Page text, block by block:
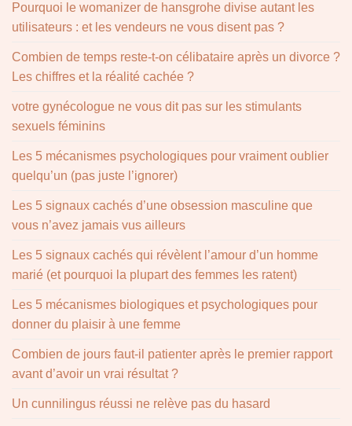
Pourquoi le womanizer de hansgrohe divise autant les
utilisateurs : et les vendeurs ne vous disent pas ?
Combien de temps reste-t-on célibataire après un divorce ?
Les chiffres et la réalité cachée ?
votre gynécologue ne vous dit pas sur les stimulants
sexuels féminins
Les 5 mécanismes psychologiques pour vraiment oublier
quelqu’un (pas juste l’ignorer)
Les 5 signaux cachés d’une obsession masculine que
vous n’avez jamais vus ailleurs
Les 5 signaux cachés qui révèlent l’amour d’un homme
marié (et pourquoi la plupart des femmes les ratent)
Les 5 mécanismes biologiques et psychologiques pour
donner du plaisir à une femme
Combien de jours faut-il patienter après le premier rapport
avant d’avoir un vrai résultat ?
Un cunnilingus réussi ne relève pas du hasard